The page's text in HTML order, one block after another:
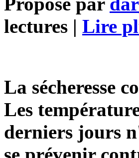
lectures | Lire
La sécheresse
Les
derniers jours